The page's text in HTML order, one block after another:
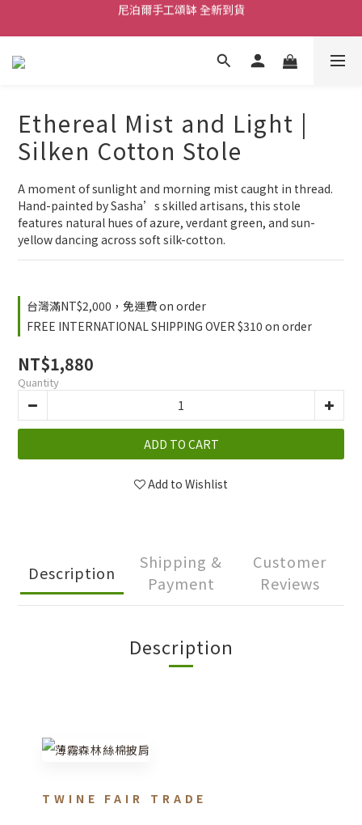
舒壓熱敷枕 全新到貨
舒壓熱敷枕 全新到貨
Ethereal Mist and Light |
Silken Cotton Stole
A moment of sunlight and morning mist caught in thread.
Hand-painted by Sasha’s skilled artisans, this stole
features natural hues of azure, verdant green, and sun-
yellow dancing across soft silk-cotton.
台灣滿NT$2,000，免運費 on order
FREE INTERNATIONAL SHIPPING OVER $310 on order
NT$1,880
Quantity
ADD TO CART
Add to Wishlist
Description
Shipping &
Payment
Customer
Reviews
Description
TWINE FAIR TRADE